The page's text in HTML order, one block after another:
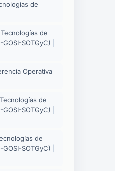
de
de
SOTGyC)
Operativa
de
SOTGyC)
de
SOTGyC)